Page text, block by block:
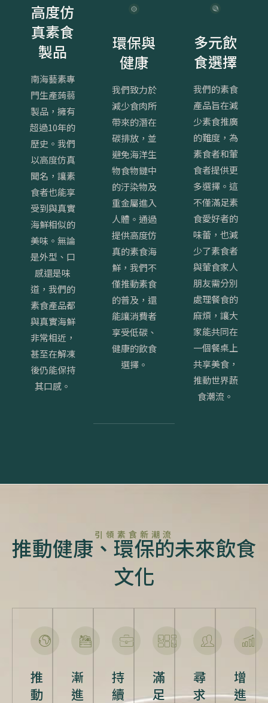
高度仿
真素食
製品
南海藝素專
門生產蒟蒻
製品，擁有
超過10年的
歷史。我們
以高度仿真
聞名，讓素
食者也能享
受到與真實
海鮮相似的
美味。無論
是外型、口
感還是味
道，我們的
素食產品都
與真實海鮮
非常相近，
甚至在解凍
後仍能保持
其口感。
環保與
健康
我們致力於
減少食肉所
帶來的潛在
碳排放，並
避免海洋生
物食物鏈中
的汙染物及
重金屬進入
人體。通過
提供高度仿
真的素食海
鮮，我們不
僅推動素食
的普及，還
能讓消費者
享受低碳、
健康的飲食
選擇。
多元飲
食選擇
我們的素食
產品旨在減
少素食推廣
的難度，為
素食者和葷
食者提供更
多選擇。這
不僅滿足素
食愛好者的
味蕾，也減
少了素食者
與葷食家人
朋友需分別
處理餐食的
麻煩，讓大
家能共同在
一個餐桌上
共享美食，
推動世界蔬
食潮流。
引領素食新潮流
推動健康、環保的未來飲食
文化
推
動
漸
進
持
續
滿
足
尋
求
增
進